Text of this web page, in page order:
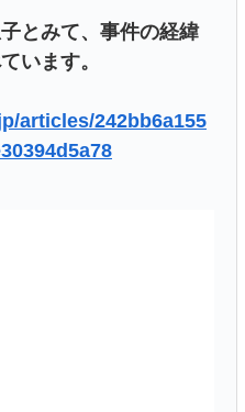
とみて、事件の経緯
います。
articles/242bb6a155